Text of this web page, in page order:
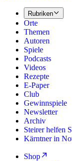
Rubriken
Orte
Themen
Autoren
Spiele
Podcasts
Videos
Rezepte
E-Paper
Club
Gewinnspiele
Newsletter
Archiv
Steirer helfen
Kärntner in
Shop